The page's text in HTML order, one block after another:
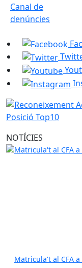
Canal de
denúncies
NOTÍCIES
Matricula't al CFA